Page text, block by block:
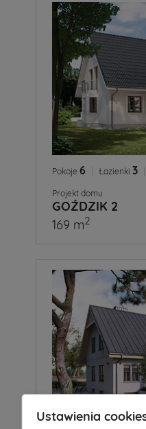
Pokoje 6 Łazienki 3
Projekt domu
GOŹDZIK 2
169 m2
Ustawienia